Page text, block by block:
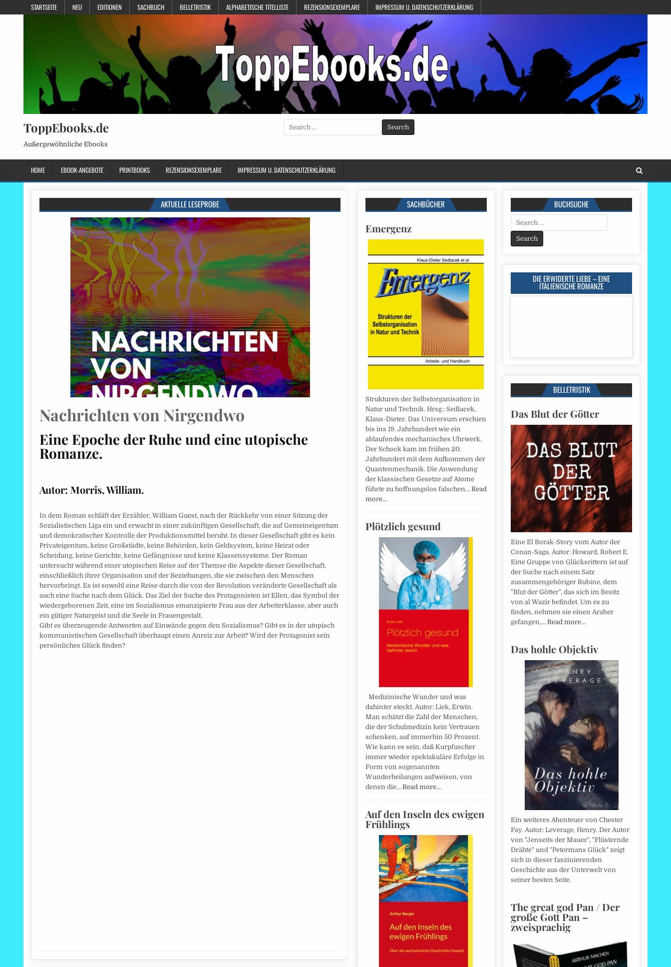
STARTSEITE NEU EDITIONEN SACHBUCH BELLETRISTIK ALPHABETISCHE TITELLISTE REZENSIONSEXEMPLARE IMPRESSUM U. DATENSCHUTZERKLÄRUNG
ToppEbooks.de
Außergewöhnliche Ebooks
Search
for:
HOME EBOOK-ANGEBOTE PRINTBOOKS REZENSIONSEXEMPLARE IMPRESSUM U. DATENSCHUTZERKLÄRUNG
AKTUELLE LESEPROBE
Nachrichten von Nirgendwo
Eine Epoche der Ruhe und eine utopische
Romanze.
Autor: Morris, William.
In dem Roman schläft der Erzähler, William Guest, nach der Rückkehr von einer Sitzung der
Sozialistischen Liga ein und erwacht in einer zukünftigen Gesellschaft, die auf Gemeineigentum
und demokratischer Kontrolle der Produktionsmittel beruht. In dieser Gesellschaft gibt es kein
Privateigentum, keine Großstädte, keine Behörden, kein Geldsystem, keine Heirat oder
Scheidung, keine Gerichte, keine Gefängnisse und keine Klassensysteme. Der Roman
untersucht während einer utopischen Reise auf der Themse die Aspekte dieser Gesellschaft,
einschließlich ihrer Organisation und der Beziehungen, die sie zwischen den Menschen
hervorbringt. Es ist sowohl eine Reise durch die von der Revolution veränderte Gesellschaft als
auch eine Suche nach dem Glück. Das Ziel der Suche des Protagonisten ist Ellen, das Symbol der
wiedergeborenen Zeit, eine im Sozialismus emanzipierte Frau aus der Arbeiterklasse, aber auch
ein gütiger Naturgeist und die Seele in Frauengestalt.
Gibt es überzeugende Antworten auf Einwände gegen den Sozialismus? Gibt es in der utopisch
kommunistischen Gesellschaft überhaupt einen Anreiz zur Arbeit? Wird der Protagonist sein
persönliches Glück finden?
SACHBÜCHER
Emergenz
Strukturen der Selbstorganisation in
Natur und Technik. Hrsg.: Sedlacek,
Klaus-Dieter. Das Universum erschien
bis ins 19. Jahrhundert wie ein
ablaufendes mechanisches Uhrwerk.
Der Schock kam im frühen 20.
Jahrhundert mit dem Aufkommen der
Quantenmechanik. Die Anwendung
der klassischen Gesetze auf Atome
führte zu hoffnungslos falschen… Read
more…
Plötzlich gesund
Medizinische Wunder und was
dahinter steckt. Autor: Liek, Erwin.
Man schätzt die Zahl der Menschen,
die der Schulmedizin kein Vertrauen
schenken, auf immerhin 50 Prozent.
Wie kann es sein, daß Kurpfuscher
immer wieder spektakuläre Erfolge in
Form von sogenannten
Wunderheilungen aufweisen, von
denen die… Read more…
Auf den Inseln des ewigen
Frühlings
BUCHSUCHE
Search
for:
DIE ERWIDERTE LIEBE – EINE
ITALIENISCHE ROMANZE
BELLETRISTIK
Das Blut der Götter
Eine El Borak-Story vom Autor der
Conan-Saga. Autor: Howard, Robert E.
Eine Gruppe von Glücksrittern ist auf
der Suche nach einem Satz
zusammengehöriger Rubine, dem
"Blut der Götter", das sich im Besitz
von al Wazir befindet. Um es zu
finden, nehmen sie einen Araber
gefangen,… Read more…
Das hohle Objektiv
Ein weiteres Abenteuer von Chester
Fay. Autor: Leverage, Henry. Der Autor
von "Jenseits der Mauer", "Flüsternde
Drähte" und "Petermans Glück" zeigt
sich in dieser faszinierenden
Geschichte aus der Unterwelt von
seiner besten Seite.
The great god Pan / Der
große Gott Pan –
zweisprachig